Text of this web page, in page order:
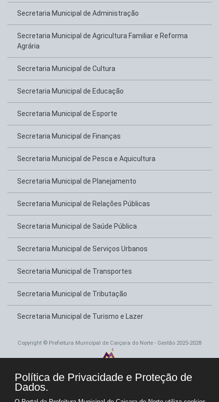
Secretaria Municipal de Administração
Secretaria Municipal de Agricultura Familiar e Reforma
Agrária
Secretaria Municipal de Cultura
Secretaria Municipal de Educação
Secretaria Municipal de Esporte
Secretaria Municipal de Finanças
Secretaria Municipal de Pesca e Aquicultura
Secretaria Municipal de Planejamento
Secretaria Municipal de Relações Públicas
Secretaria Municipal de Saúde Pública
Secretaria Municipal de Serviços Urbanos
Secretaria Municipal de Transportes
Secretaria Municipal de Tributação
Secretaria Municipal de Turismo e Lazer
Copyright © Prefeitura Municipal de Caiçara do Norte - Gestão 2025-2028
Política de Privacidade e Proteção de
Dados.